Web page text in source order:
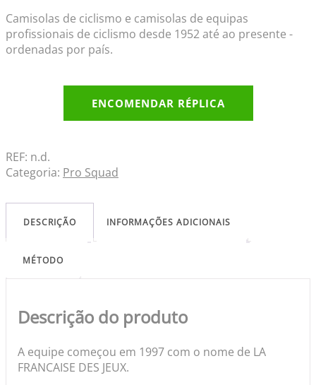
Camisolas de ciclismo e camisolas de equipas
profissionais de ciclismo desde 1952 até ao presente -
ordenadas por país.
ENCOMENDAR RÉPLICA
REF: n.d.
Categoria: Pro Squad
DESCRIÇÃO INFORMAÇÕES ADICIONAIS
MÉTODO
Descrição do produto
A equipe começou em 1997 com o nome de LA
FRANCAISE DES JEUX.